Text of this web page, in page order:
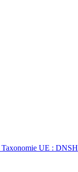
Taxonomie UE : DNSH